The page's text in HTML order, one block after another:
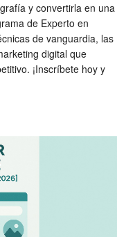
y convertirla en una
de Experto en
de vanguardia, las
digital que
¡Inscríbete hoy y